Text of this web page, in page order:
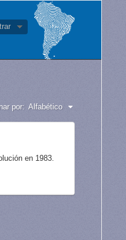
por: Alfabético
en 1983.